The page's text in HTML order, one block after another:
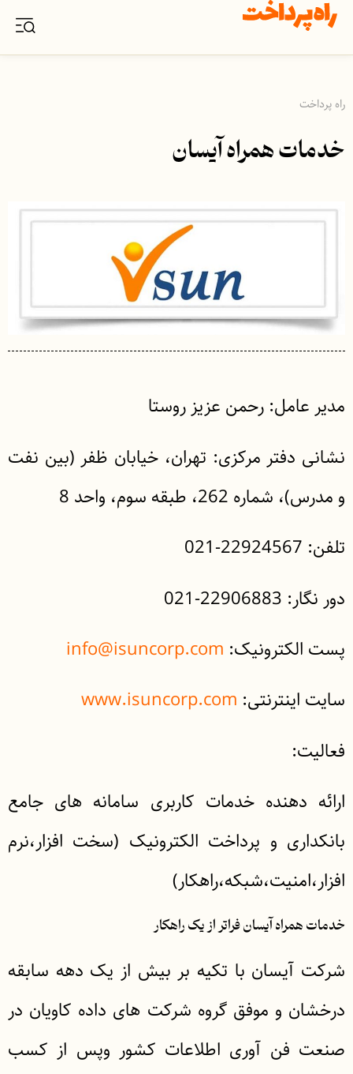
راه پرداخت
خدمات همراه آیسان
مدیر عامل: رحمن عزیز روستا
نشانی دفتر مرکزی: تهران، خيابان ظفر (بین نفت
و مدرس)، شماره 262، طبقه سوم، واحد 8
تلفن: 22924567-021
دور نگار: 22906883-021
پست الکترونیک: info@isuncorp.com
سایت اینترنتی: www.isuncorp.com
فعالیت:
ارائه دهنده خدمات کاربری سامانه های جامع
بانکداری و پرداخت الکترونیک (سخت افزار،نرم
افزار،امنیت،شبکه،راهکار)
خدمات همراه آیسان فراتر از یک راهکار
شرکت آیسان با تکیه بر بیش از یک دهه سابقه
درخشان و موفق گروه شرکت های داده کاویان در
صنعت فن آوری اطلاعات کشور وپس از کسب